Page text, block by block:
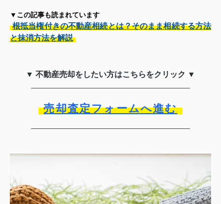
▼この記事も読まれています
根抵当権付きの不動産相続とは？そのまま相続する方法
と抹消方法を解説
▼ 不動産売却をしたい方はこちらをクリック ▼
売却査定フォームへ進む